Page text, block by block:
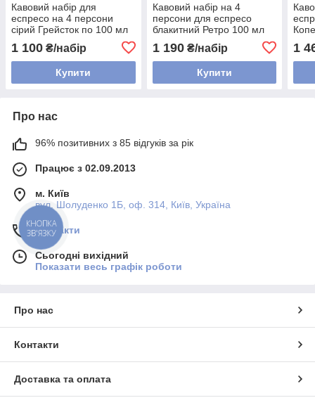
Кавовий набір для
еспресо на 4 персони
сірий Грейсток по 100 мл
1 100 ₴/набір
Купити
Кавовий набір на 4
персони для еспресо
блакитний Ретро 100 мл
1 190₴/набір
Купити
1
Про нас
96% позитивних з 85 відгуків за рік
Працює з 02.09.2013
м. Київ
вул. Шолуденко 1Б, оф. 314, Київ, Україна
Контакти
Сьогодні вихідний
Показати весь графік роботи
Про нас
Контакти
Доставка та оплата
КНОПКА
ЗВ'ЯЗКУ